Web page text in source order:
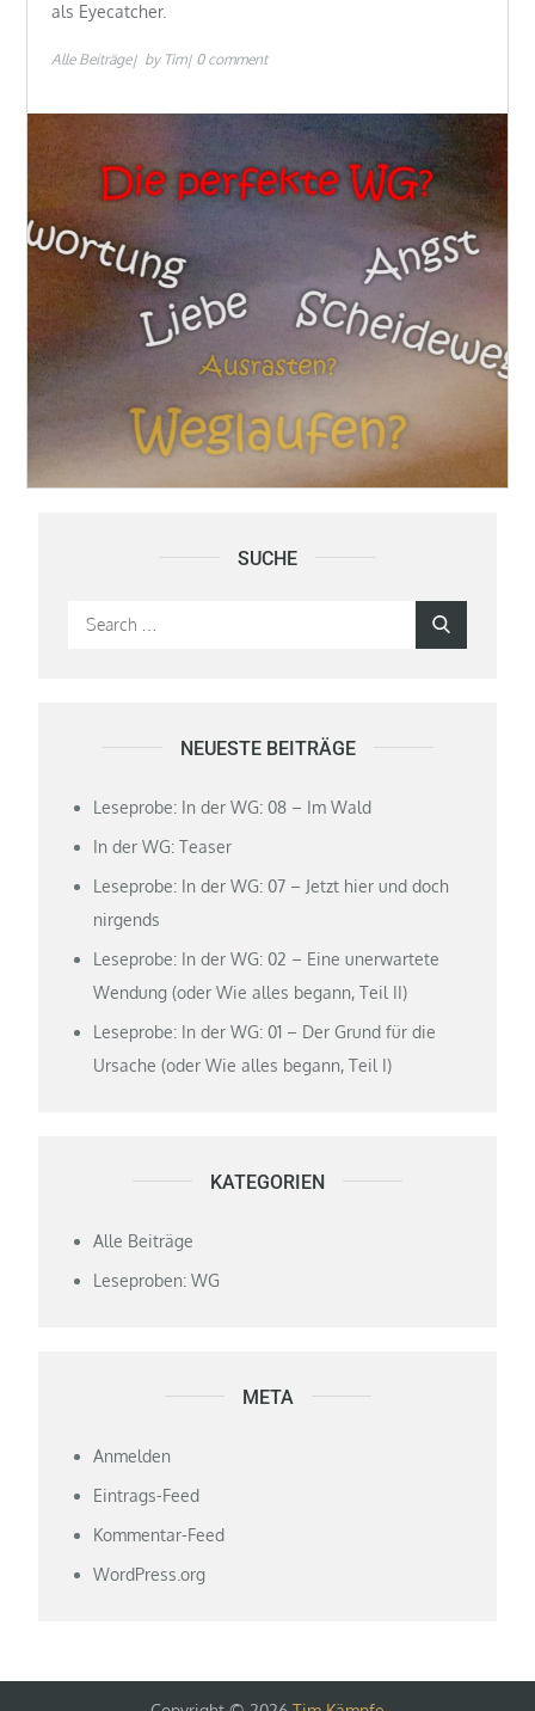
als Eyecatcher.
Alle Beiträge by Tim 0 comment
SUCHE
Search
NEUESTE BEITRÄGE
Leseprobe: In der WG: 08 – Im Wald
In der WG: Teaser
Leseprobe: In der WG: 07 – Jetzt hier und doch
nirgends
Leseprobe: In der WG: 02 – Eine unerwartete
Wendung (oder Wie alles begann, Teil II)
Leseprobe: In der WG: 01 – Der Grund für die
Ursache (oder Wie alles begann, Teil I)
KATEGORIEN
Alle Beiträge
Leseproben: WG
META
Anmelden
Eintrags-Feed
Kommentar-Feed
WordPress.org